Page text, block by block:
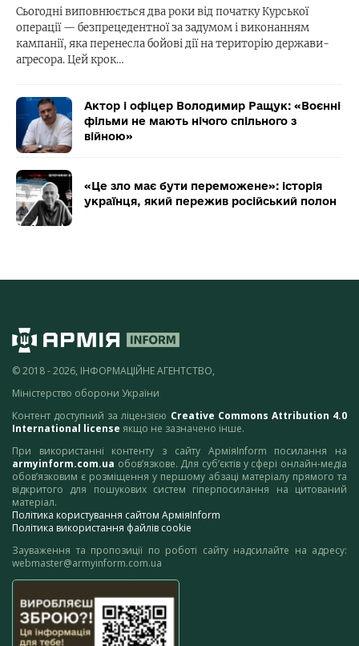
Сьогодні виповнюється два роки від початку Курської
операції — безпрецедентної за задумом і виконанням
кампанії, яка перенесла бойові дії на територію держави-
агресора. Цей крок…
Актор і офіцер Володимир Ращук: «Воєнні
фільми не мають нічого спільного з
війною»
«Це зло має бути переможене»: історія
українця, який пережив російський полон
© 2018 - 2026, ІНФОРМАЦІЙНЕ АГЕНТСТВО,
Міністерство оборони України
Контент доступний за ліцензією Creative Commons Attribution 4.0
International license якщо не зазначено інше.
При використанні контенту з сайту АрміяInform посилання на
armyinform.com.ua обов’язкове. Для суб’єктів у сфері онлайн-медіа
обов’язковим є розміщення у першому абзаці матеріалу прямого та
відкритого для пошукових систем гіперпосилання на цитований
матеріал.
Політика користування сайтом АрміяInform
Політика використання файлів cookie
Зауваження та пропозиції по роботі сайту надсилайте на адресу:
webmaster@armyinform.com.ua